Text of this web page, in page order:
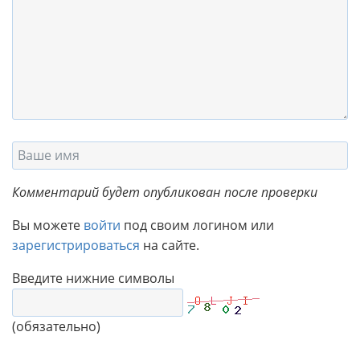
Комментарий будет опубликован после проверки
Вы можете войти под своим логином или
зарегистрироваться на сайте.
Введите нижние символы
(обязательно)